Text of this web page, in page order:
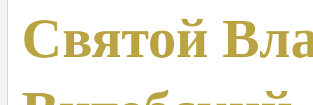
Святой